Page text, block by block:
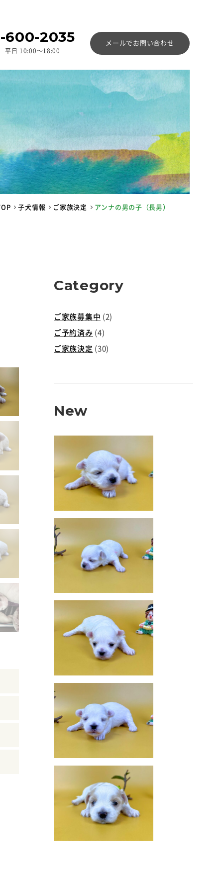
600-2035
平日 10:00〜18:00
メールでお問い合わせ
子犬情報 ご家族決定 アンナの男の子（長男）
Category
ご家族募集中 (2)
ご予約済み (4)
ご家族決定 (30)
New